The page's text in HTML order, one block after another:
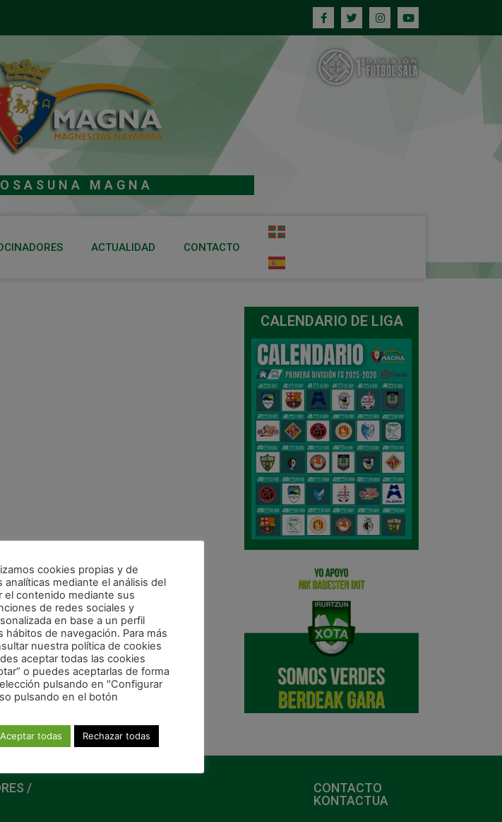
MAGNA
ACTUALIDAD CONTACTO
CALENDARIO DE LIGA
/
CONTACTO
KONTACTUA
cookies propias y de
mediante el análisis del
el contenido mediante sus
de redes sociales y
en base a un perfil
hábitos de navegación. Para más
nuestra política de cookies
aceptar todas las cookies
o puedes aceptarlas de forma
pulsando en "Configurar
pulsando en el botón
Aceptar todas Rechazar todas